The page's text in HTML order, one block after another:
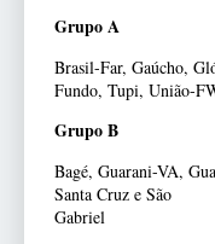
Grupo A
Brasil-Far, Gaúcho,
Fundo, Tupi, União-
Grupo B
Bagé, Guarani-VA,
Santa Cruz e São
Gabriel